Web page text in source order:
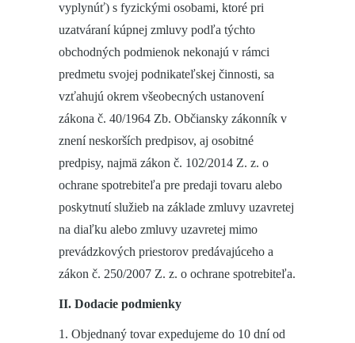
vyplynúť) s fyzickými osobami, ktoré pri
uzatváraní kúpnej zmluvy podľa týchto
obchodných podmienok nekonajú v rámci
predmetu svojej podnikateľskej činnosti, sa
vzťahujú okrem všeobecných ustanovení
zákona č. 40/1964 Zb. Občiansky zákonník v
znení neskorších predpisov, aj osobitné
predpisy, najmä zákon č. 102/2014 Z. z. o
ochrane spotrebiteľa pre predaji tovaru alebo
poskytnutí služieb na základe zmluvy uzavretej
na diaľku alebo zmluvy uzavretej mimo
prevádzkových priestorov predávajúceho a
zákon č. 250/2007 Z. z. o ochrane spotrebiteľa.
II. Dodacie podmienky
1. Objednaný tovar expedujeme do 10 dní od